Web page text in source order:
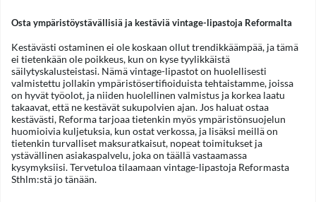
Osta ympäristöystävällisiä ja kestäviä vintage-lipastoja Reformalta
Kestävästi ostaminen ei ole koskaan ollut trendikkäämpää, ja tämä
ei tietenkään ole poikkeus, kun on kyse tyylikkäistä
säilytyskalusteistasi. Nämä vintage-lipastot on huolellisesti
valmistettu jollakin ympäristösertifioiduista tehtaistamme, joissa
on hyvät työolot, ja niiden huolellinen valmistus ja korkea laatu
takaavat, että ne kestävät sukupolvien ajan. Jos haluat ostaa
kestävästi, Reforma tarjoaa tietenkin myös ympäristönsuojelun
huomioivia kuljetuksia, kun ostat verkossa, ja lisäksi meillä on
tietenkin turvalliset maksuratkaisut, nopeat toimitukset ja
ystävällinen asiakaspalvelu, joka on täällä vastaamassa
kysymyksiisi. Tervetuloa tilaamaan vintage-lipastoja Reformasta
Sthlm:stä jo tänään.